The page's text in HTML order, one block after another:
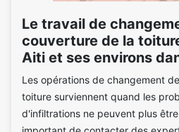
Le travail de
couverture de la
Aiti et ses environs
Les opérations de changement
toiture surviennent quand les
d'infiltrations ne peuvent plus